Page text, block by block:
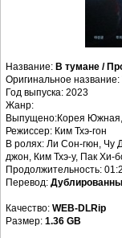
Название: В тумане /
Оригинальное название:
Год выпуска: 2023
Жанр:
Выпущено:Корея Южная,
Режиссер: Ким Тхэ-гон
В ролях: Ли Сон-гюн, Чу
джон, Ким Тхэ-у, Пак Хи-
Продолжительность:
Перевод:
Качество: WEB-DLRip
Размер: 1.36 GB